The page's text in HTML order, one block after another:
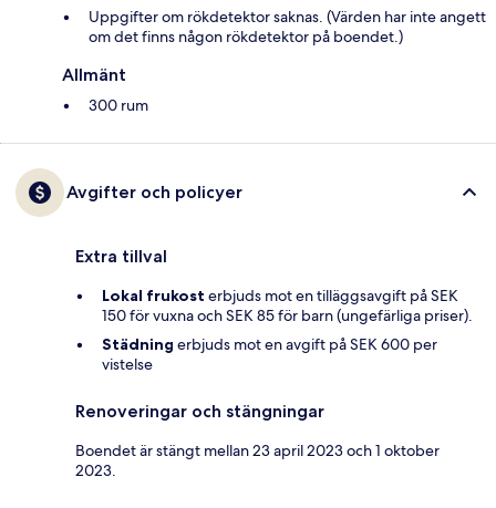
Uppgifter om rökdetektor saknas. (Värden har inte angett
om det finns någon rökdetektor på boendet.)
Allmänt
300 rum
Avgifter och policyer
Extra tillval
Lokal frukost erbjuds mot en tilläggsavgift på SEK
150 för vuxna och SEK 85 för barn (ungefärliga priser).
Städning erbjuds mot en avgift på SEK 600 per
vistelse
Renoveringar och stängningar
Boendet är stängt mellan 23 april 2023 och 1 oktober
2023.